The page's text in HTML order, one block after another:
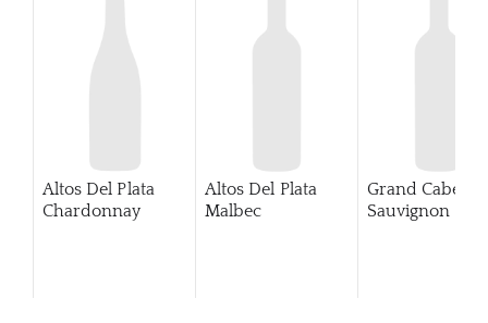
Altos Del Plata
Chardonnay
Altos Del Plata
Malbec
Grand
Sauvignon